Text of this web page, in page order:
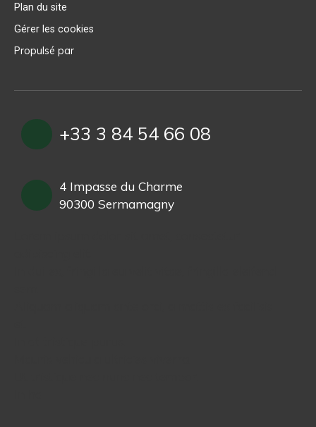
Plan du site
Gérer les cookies
Propulsé par
+33 3 84 54 66 08
4 Impasse du Charme
90300 Sermamagny